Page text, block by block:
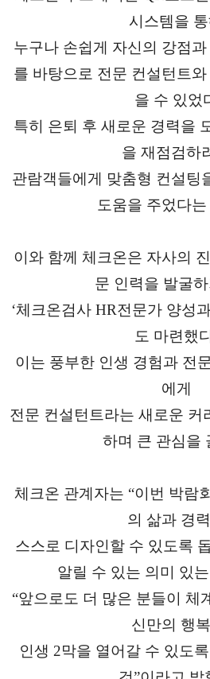
시스템을 통
누구나 손쉽게 자신의 강점과
를 바탕으로 전문 컨설턴트
을 수 있었
특히 은퇴 후 새로운 경력을
을 재점검하
관람객들에게 맞춤형 컨설팅
도움을 주었다
이와 함께 체크온은 자사의
문 인력을 발굴
‘체크온검사 HR전문가 양성
도 마련했
이는 풍부한 인생 경험과 전
에게
전문 컨설턴트라는 새로운 커
하며 큰 관심을
체크온 관계자는 “이번 박람
의 삶과 경
스스로 디자인할 수 있도록
알릴 수 있는 의미 있
“앞으로도 더 많은 분들이 체
신만의 행
인생 2막을 열어갈 수 있도